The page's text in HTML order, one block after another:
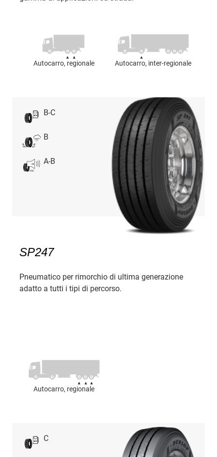
Autocarro, regionale Autocarro, inter-regionale
B-C
B
A-B
SP247
Pneumatico per rimorchio di ultima generazione
adatto a tutti i tipi di percorso.
Autocarro, regionale
C